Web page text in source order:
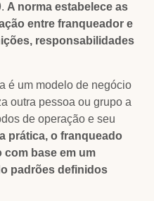
A norma estabelece as
entre franqueador e
responsabilidades
é um modelo de negócio
outra pessoa ou grupo a
de operação e seu
prática, o franqueado
com base em um
padrões definidos